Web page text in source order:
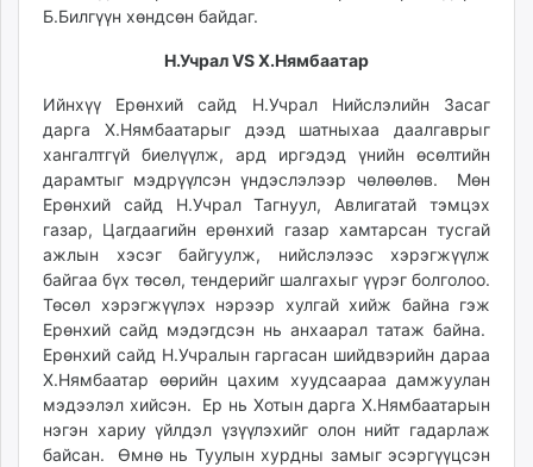
Б.Билгүүн хөндсөн байдаг.
Н.Учрал VS Х.Нямбаатар
Ийнхүү Ерөнхий сайд Н.Учрал Нийслэлийн Засаг
дарга Х.Нямбаатарыг дээд шатныхаа даалгаврыг
хангалтгүй биелүүлж, ард иргэдэд үнийн өсөлтийн
дарамтыг мэдрүүлсэн үндэслэлээр чөлөөлөв. Мөн
Ерөнхий сайд Н.Учрал Тагнуул, Авлигатай тэмцэх
газар, Цагдаагийн ерөнхий газар хамтарсан тусгай
ажлын хэсэг байгуулж, нийслэлээс хэрэгжүүлж
байгаа бүх төсөл, тендерийг шалгахыг үүрэг болголоо.
Төсөл хэрэгжүүлэх нэрээр хулгай хийж байна гэж
Ерөнхий сайд мэдэгдсэн нь анхаарал татаж байна.
Ерөнхий сайд Н.Учралын гаргасан шийдвэрийн дараа
Х.Нямбаатар өөрийн цахим хуудсаараа дамжуулан
мэдээлэл хийсэн. Ер нь Хотын дарга Х.Нямбаатарын
нэгэн хариу үйлдэл үзүүлэхийг олон нийт гадарлаж
байсан. Өмнө нь Туулын хурдны замыг эсэргүүцсэн